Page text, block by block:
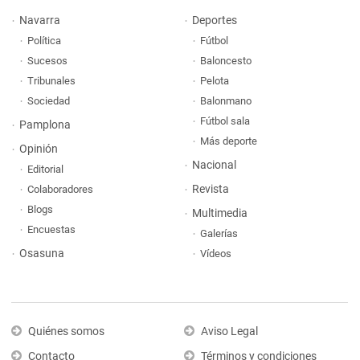
Navarra
Política
Sucesos
Tribunales
Sociedad
Pamplona
Opinión
Editorial
Colaboradores
Blogs
Encuestas
Osasuna
Deportes
Fútbol
Baloncesto
Pelota
Balonmano
Fútbol sala
Más deporte
Nacional
Revista
Multimedia
Galerías
Vídeos
Quiénes somos
Contacto
Aviso Legal
Términos y condiciones